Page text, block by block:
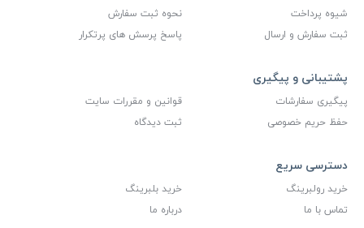
شیوه پرداخت
نحوه ثبت سفارش
ثبت سفارش و ارسال
پاسخ پرسش های پرتکرار
پشتیبانی و پیگیری
پیگیری سفارشات
قوانین و مقررات سایت
حفظ حریم خصوصی
ثبت دیدگاه
دسترسی سریع
خرید رولبرینگ
خرید بلبرینگ
تماس با ما
درباره ما